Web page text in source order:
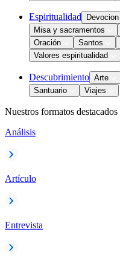
Espiritualidad Devocion
Misa y sacramentos
Oración
Santos
Valores espiritualidad
Descubrimiento Arte
Santuario
Viajes
Nuestros formatos destacados
Análisis
Artículo
Entrevista